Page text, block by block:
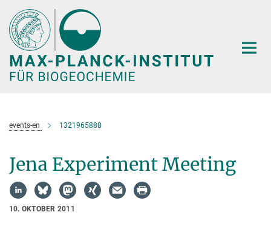
Hauptinhalt
events-en 1321965888
Jena Experiment Meeting
10. OKTOBER 2011